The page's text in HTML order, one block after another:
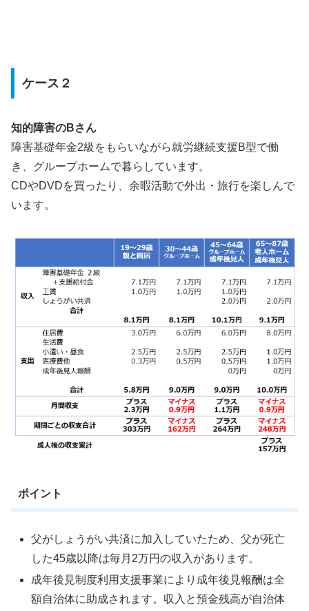
ケース２
知的障害のBさん
障害基礎年金2級をもらいながら就労継続支援B型で働
き、グループホームで暮らしています。
CDやDVDを買ったり、余暇活動で外出・旅行を楽しんで
います。
ポイント
父がしょうがい共済に加入していたため、父が死亡
した45歳以降は毎月2万円の収入があります。
成年後見制度利用支援事業により成年後見報酬は全
額自治体に助成されます。収入と預金残高が自治体